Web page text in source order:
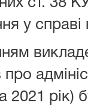
ст. 38
у справі
про
2021 рік)